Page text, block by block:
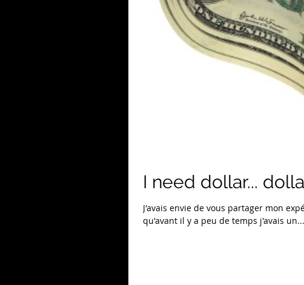
I need dollar...
J'avais envie de vous partager mon
qu'avant il y a peu de temps j'avais un...